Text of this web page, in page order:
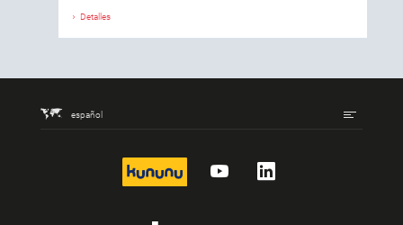
Detalles
español
kununu YouTubeLinkedIn